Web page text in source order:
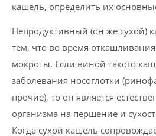
кашель, определить их
Непродуктивный (он же сухой)
тем, что во время
мокроты. Если виной такого
заболевания носоглотки
прочие), то он является
организма на першение и
Когда сухой кашель